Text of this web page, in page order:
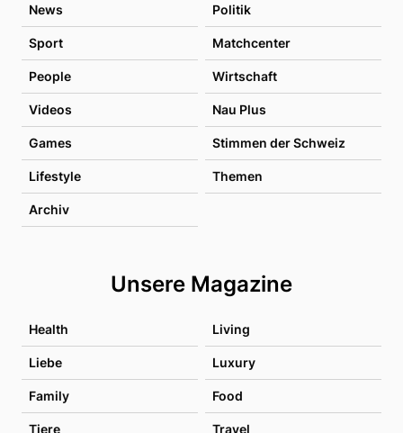
News Politik
Sport Matchcenter
People Wirtschaft
Videos Nau Plus
Games Stimmen der Schweiz
Lifestyle Themen
Archiv
Unsere Magazine
Health Living
Liebe Luxury
Family Food
Tiere Travel